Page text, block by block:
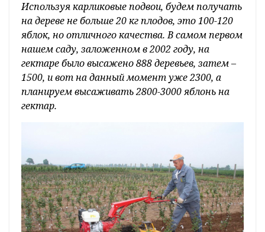
Используя карликовые подвои, будем получать
на дереве не больше 20 кг плодов, это 100-120
яблок, но отличного качества. В самом первом
нашем саду, заложенном в 2002 году, на
гектаре было высажено 888 деревьев, затем –
1500, и вот на данный момент уже 2300, а
планируем высаживать 2800-3000 яблонь на
гектар.